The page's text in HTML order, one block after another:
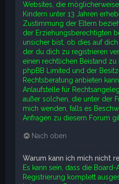
Websites, die
Kindern unter 13 Jahren
Zustimmung der Eltern
der Erziehungsberechtigten
unsicher bist, ob dies auf
der du dich zu registrieren
einen rechtlichen Beistand zu
phpBB Limited und der
Rechtsberatung anbieten
Anlaufstelle für
außer solchen, die unter der
mich wenden, falls es
Anfragen zu diesem Forum
Nach oben
Warum kann ich mich nicht
Es kann sein, dass die
Registrierung komplett